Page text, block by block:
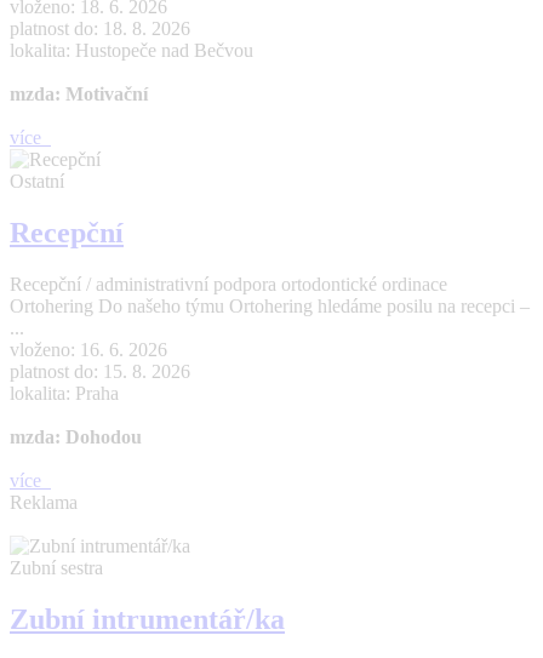
vloženo: 18. 6. 2026
platnost do: 18. 8. 2026
lokalita: Hustopeče nad Bečvou
mzda: Motivační
více
Ostatní
Recepční
Recepční / administrativní podpora ortodontické ordinace
Ortohering Do našeho týmu Ortohering hledáme posilu na recepci –
...
vloženo: 16. 6. 2026
platnost do: 15. 8. 2026
lokalita: Praha
mzda: Dohodou
více
Reklama
Zubní sestra
Zubní intrumentář/ka